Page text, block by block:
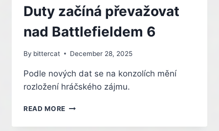
Duty začíná převažovat
nad Battlefieldem 6
By bittercat December 28, 2025
Podle nových dat se na konzolích mění
rozložení hráčského zájmu.
READ MORE SOUBOJ
CALL